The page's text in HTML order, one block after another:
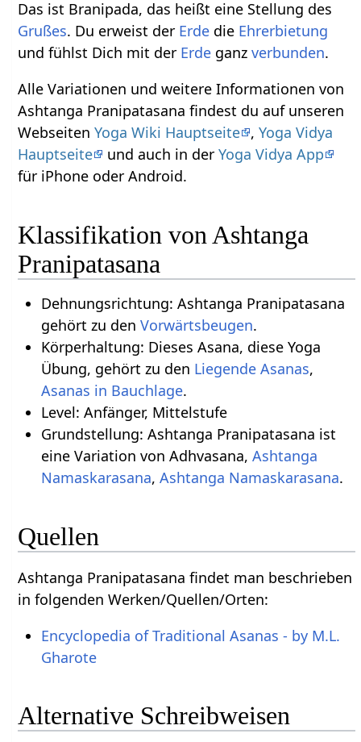
Das ist Branipada, das heißt eine Stellung des
Grußes. Du erweist der Erde die Ehrerbietung
und fühlst Dich mit der Erde ganzverbunden.
Alle Variationen und weitere Informationen von
Ashtanga Pranipatasana findest du auf unseren
WebseitenYoga Wiki Hauptseite ,Yoga Vidya
Hauptseite
und auch in derYoga Vidya App
für iPhone oder Android.
Klassifikation von Ashtanga
Pranipatasana
Dehnungsrichtung: Ashtanga Pranipatasana
gehört zu den Vorwärtsbeugen.
Körperhaltung: Dieses Asana, diese Yoga
Übung, gehört zu den Liegende Asanas,
Asanas in Bauchlage.
Level: Anfänger, Mittelstufe
Grundstellung: Ashtanga Pranipatasana ist
eine Variation von Adhvasana, Ashtanga
Namaskarasana, Ashtanga Namaskarasana.
Quellen
Ashtanga Pranipatasana findet man beschrieben
in folgenden Werken/Quellen/Orten:
Encyclopedia of Traditional Asanas - by M.L.
Gharote
Alternative Schreibweisen